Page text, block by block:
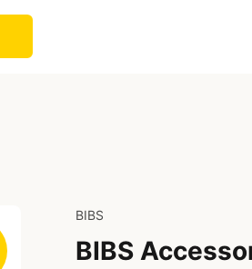
BIBS
BIBS